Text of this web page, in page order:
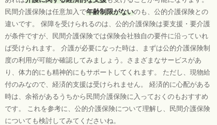
民間介護保険は任意加入で年齢制限がないのも、公的介護保険との
違いです。 保障を受けられるのは、公的介護保険は要支援・要介護
が条件ですが、民間介護保険では保険会社独自の要件に沿っていれ
ば受けられます。 介護が必要になった時は、まずは公的介護保険制
度の利用が可能か確認してみましょう。さまざまなサービスがあ
り、体力的にも精神的にもサポートしてくれます。 ただし、現物給
付のみなので、経済的支援は受けられません。 経済的に心配がある
時は、余裕があるうちから民間介護保険に入っておくのもおすすめ
です。 これを参考に、公的介護保険について理解し、民間介護保険
についても検討してみてくださいね。